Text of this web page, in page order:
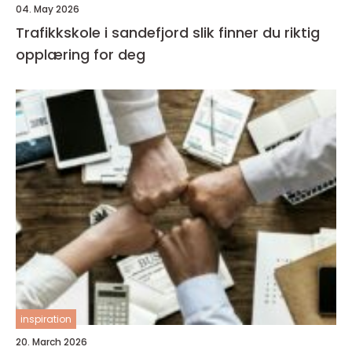
04. May 2026
Trafikkskole i sandefjord slik finner du riktig
opplæring for deg
inspiration
20. March 2026